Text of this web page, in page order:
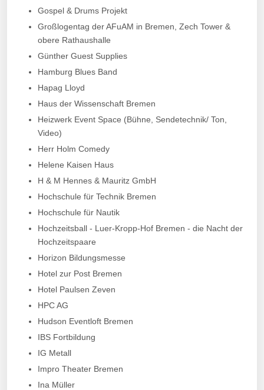
Gospel & Drums Projekt
Großlogentag der AFuAM in Bremen, Zech Tower &
obere Rathaushalle
Günther Guest Supplies
Hamburg Blues Band
Hapag Lloyd
Haus der Wissenschaft Bremen
Heizwerk Event Space (Bühne, Sendetechnik/ Ton,
Video)
Herr Holm Comedy
Helene Kaisen Haus
H & M Hennes & Mauritz GmbH
Hochschule für Technik Bremen
Hochschule für Nautik
Hochzeitsball - Luer-Kropp-Hof Bremen - die Nacht der
Hochzeitspaare
Horizon Bildungsmesse
Hotel zur Post Bremen
Hotel Paulsen Zeven
HPC AG
Hudson Eventloft Bremen
IBS Fortbildung
IG Metall
Impro Theater Bremen
Ina Müller